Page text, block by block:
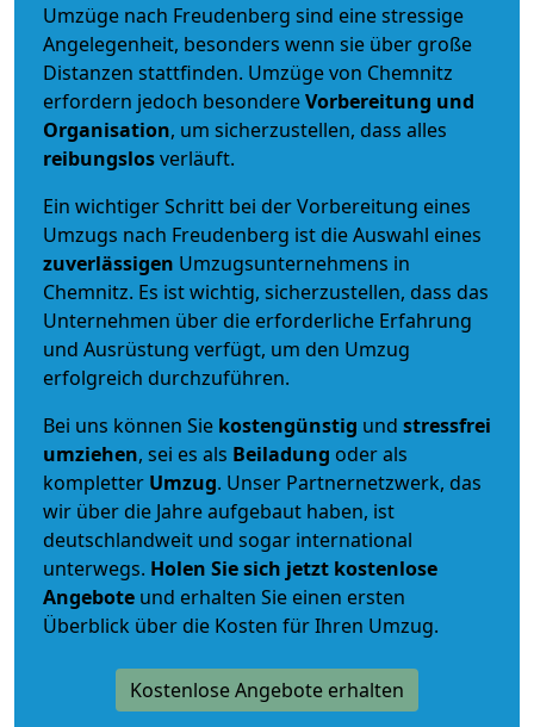
Umzüge nach Freudenberg sind eine stressige
Angelegenheit, besonders wenn sie über große
Distanzen stattfinden. Umzüge von Chemnitz
erfordern jedoch besondereVorbereitung und
Organisation, um sicherzustellen, dass alles
reibungslosverläuft.
Ein wichtiger Schritt bei der Vorbereitung eines
Umzugs nach Freudenberg ist die Auswahl eines
zuverlässigen Umzugsunternehmens in
Chemnitz. Es ist wichtig, sicherzustellen, dass das
Unternehmen über die erforderliche Erfahrung
und Ausrüstung verfügt, um den Umzug
erfolgreich durchzuführen.
Bei uns können Sie kostengünstig und stressfrei
umziehen, sei es als Beiladung oder als
kompletter Umzug. Unser Partnernetzwerk, das
wir über die Jahre aufgebaut haben, ist
deutschlandweit und sogar international
unterwegs. Holen Sie sich jetzt kostenlose
Angebote und erhalten Sie einen ersten
Überblick über die Kosten für Ihren Umzug.
Kostenlose Angebote erhalten